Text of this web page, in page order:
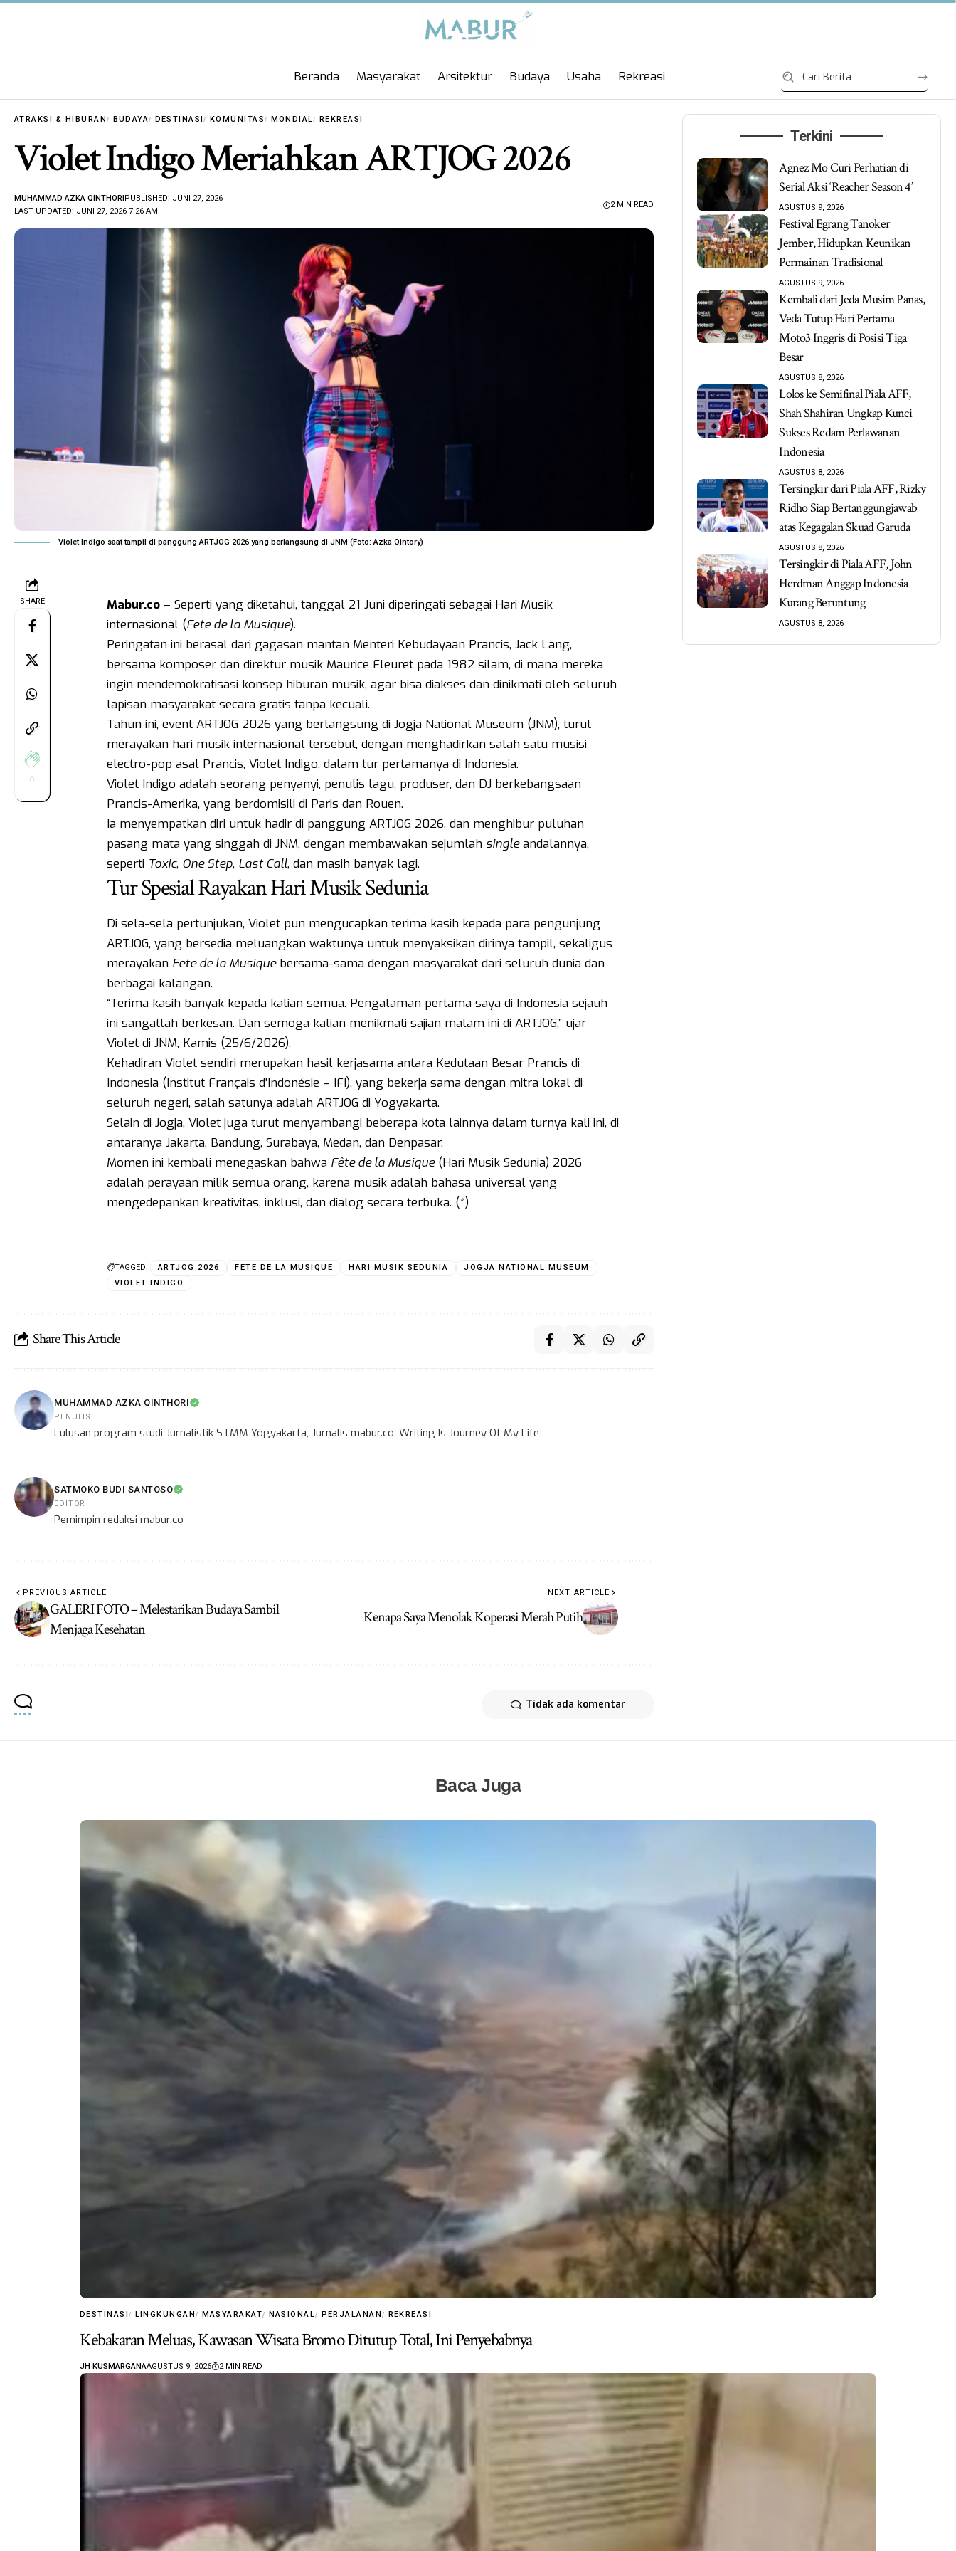
Beranda Masyarakat Arsitektur Budaya Usaha Rekreasi
ATRAKSI & HIBURAN BUDAYA DESTINASI KOMUNITAS MONDIAL REKREASI
Violet Indigo Meriahkan ARTJOG 2026
LAST UPDATED: JUNI 27, 2026 7:26 AM
MUHAMMAD AZKA QINTHORIPUBLISHED: JUNI 27, 2026
2 MIN READ
Violet Indigo saat tampil di panggung ARTJOG 2026 yang berlangsung di JNM (Foto: Azka Qintory)
SHARE
0
Mabur.co– Seperti yang diketahui, tanggal 21 Juni diperingati sebagai Hari Musik
internasional (Fete de la Musique).
Peringatan ini berasal dari gagasan mantan Menteri Kebudayaan Prancis, Jack Lang,
bersama komposer dan direktur musik Maurice Fleuret pada 1982 silam, di mana mereka
ingin mendemokratisasi konsep hiburan musik, agar bisa diakses dan dinikmati oleh seluruh
lapisan masyarakat secara gratis tanpa kecuali.
Tahun ini, event ARTJOG 2026 yang berlangsung di Jogja National Museum (JNM), turut
merayakan hari musik internasional tersebut, dengan menghadirkan salah satu musisi
electro-pop asal Prancis, Violet Indigo, dalam tur pertamanya di Indonesia.
Violet Indigo adalah seorang penyanyi, penulis lagu, produser, dan DJ berkebangsaan
Prancis-Amerika, yang berdomisili di Paris dan Rouen.
Ia menyempatkan diri untuk hadir di panggung ARTJOG 2026, dan menghibur puluhan
pasang mata yang singgah di JNM, dengan membawakan sejumlah singleandalannya,
seperti Toxic, One Step, Last Call, dan masih banyak lagi.
Tur Spesial Rayakan Hari Musik Sedunia
Di sela-sela pertunjukan, Violet pun mengucapkan terima kasih kepada para pengunjung
ARTJOG, yang bersedia meluangkan waktunya untuk menyaksikan dirinya tampil, sekaligus
merayakan Fete de la Musiquebersama-sama dengan masyarakat dari seluruh dunia dan
berbagai kalangan.
“Terima kasih banyak kepada kalian semua. Pengalaman pertama saya di Indonesia sejauh
ini sangatlah berkesan. Dan semoga kalian menikmati sajian malam ini di ARTJOG,” ujar
Violet di JNM, Kamis (25/6/2026).
Kehadiran Violet sendiri merupakan hasil kerjasama antara Kedutaan Besar Prancis di
Indonesia (Institut Français d’Indonésie – IFI), yang bekerja sama dengan mitra lokal di
seluruh negeri, salah satunya adalah ARTJOG di Yogyakarta.
Selain di Jogja, Violet juga turut menyambangi beberapa kota lainnya dalam turnya kali ini, di
antaranya Jakarta, Bandung, Surabaya, Medan, dan Denpasar.
Momen ini kembali menegaskan bahwa Fête de la Musique(Hari Musik Sedunia) 2026
adalah perayaan milik semua orang, karena musik adalah bahasa universal yang
mengedepankan kreativitas, inklusi, dan dialog secara terbuka. (*)
TAGGED: ARTJOG 2026 FETE DE LA MUSIQUE HARI MUSIK SEDUNIA
JOGJA NATIONAL MUSEUM
VIOLET INDIGO
Share This Article
MUHAMMAD AZKA QINTHORI
PENULIS
Lulusan program studi Jurnalistik STMM Yogyakarta, Jurnalis mabur.co, Writing Is Journey Of My Life
SATMOKO BUDI SANTOSO
EDITOR
Pemimpin redaksi mabur.co
PREVIOUS ARTICLE
GALERI FOTO – Melestarikan Budaya Sambil
Menjaga Kesehatan
NEXT ARTICLE
Kenapa Saya Menolak Koperasi Merah Putih
Tidak ada komentar
Terkini
Agnez Mo Curi Perhatian di
Serial Aksi ‘Reacher Season 4’
AGUSTUS 9, 2026
Festival Egrang Tanoker
Jember, Hidupkan Keunikan
Permainan Tradisional
AGUSTUS 9, 2026
Kembali dari Jeda Musim Panas,
Veda Tutup Hari Pertama
Moto3 Inggris di Posisi Tiga
Besar
AGUSTUS 8, 2026
Lolos ke Semifinal Piala AFF,
Shah Shahiran Ungkap Kunci
Sukses Redam Perlawanan
Indonesia
AGUSTUS 8, 2026
Tersingkir dari Piala AFF, Rizky
Ridho Siap Bertanggungjawab
atas Kegagalan Skuad Garuda
AGUSTUS 8, 2026
Tersingkir di Piala AFF, John
Herdman Anggap Indonesia
Kurang Beruntung
AGUSTUS 8, 2026
Baca Juga
DESTINASI LINGKUNGAN MASYARAKAT NASIONAL PERJALANAN REKREASI
Kebakaran Meluas, Kawasan Wisata Bromo Ditutup Total, Ini Penyebabnya
JH KUSMARGANAAGUSTUS 9, 2026 2 MIN READ